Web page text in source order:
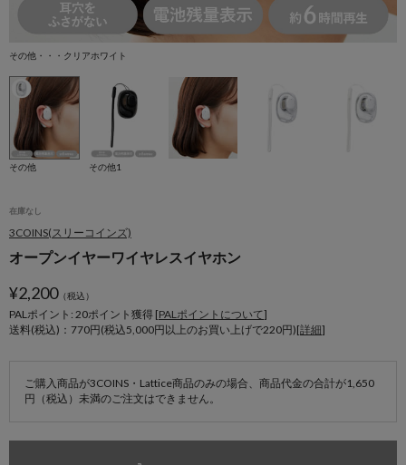
その他・・・クリアホワイト
その他 その他1
在庫なし
3COINS(スリーコインズ)
オープンイヤーワイヤレスイヤホン
¥2,200（税込）
PALポイント: 20ポイント獲得 [PALポイントについて]
送料(税込)：770円(税込5,000円以上のお買い上げで220円)[詳細]
ご購入商品が3COINS・Lattice商品のみの場合、商品代金の合計が1,650
円（税込）未満のご注文はできません。